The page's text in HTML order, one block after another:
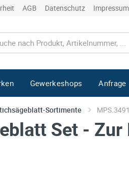
AGB Datenschutz Impressum
Gewerkeshops Anfrage
Sortimente
Set -